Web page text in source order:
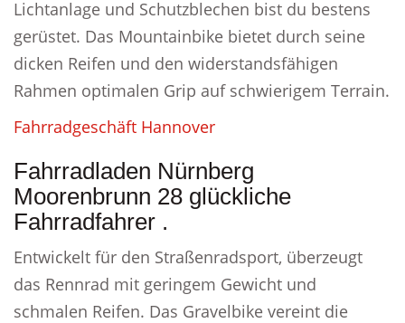
Lichtanlage und Schutzblechen bist du bestens
gerüstet. Das Mountainbike bietet durch seine
dicken Reifen und den widerstandsfähigen
Rahmen optimalen Grip auf schwierigem Terrain.
Fahrradgeschäft Hannover
Fahrradladen Nürnberg
Moorenbrunn 28 glückliche
Fahrradfahrer .
Entwickelt für den Straßenradsport, überzeugt
das Rennrad mit geringem Gewicht und
schmalen Reifen. Das Gravelbike vereint die